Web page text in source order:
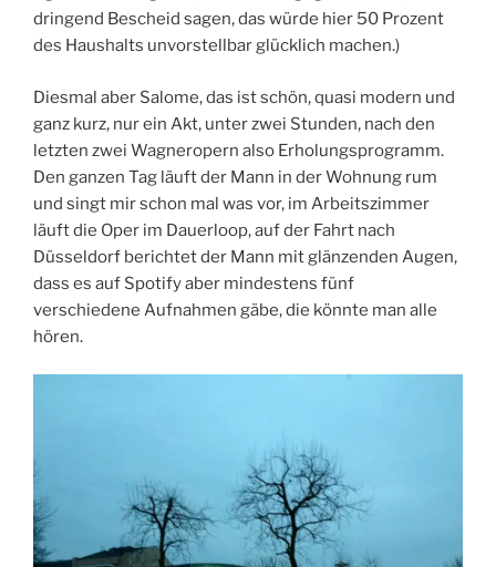
dringend Bescheid sagen, das würde hier 50 Prozent
des Haushalts unvorstellbar glücklich machen.)
Diesmal aber Salome, das ist schön, quasi modern und
ganz kurz, nur ein Akt, unter zwei Stunden, nach den
letzten zwei Wagneropern also Erholungsprogramm.
Den ganzen Tag läuft der Mann in der Wohnung rum
und singt mir schon mal was vor, im Arbeitszimmer
läuft die Oper im Dauerloop, auf der Fahrt nach
Düsseldorf berichtet der Mann mit glänzenden Augen,
dass es auf Spotify aber mindestens fünf
verschiedene Aufnahmen gäbe, die könnte man alle
hören.